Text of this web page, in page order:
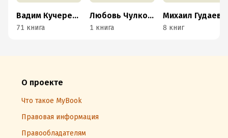
Вадим Кучеренко
71 книга
Любовь Чулкова
1 книга
Михаил Гудаев
8 книг
О проекте
Что такое MyBook
Правовая информация
Правообладателям